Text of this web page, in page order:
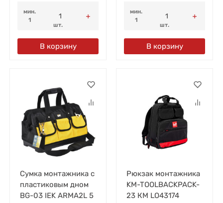
мин.
1
шт.
В корзину
мин.
1
шт.
В корзину
Сумка монтажника с
пластиковым дном
BG-03 IEK ARMA2L 5
Рюкзак монтажника
KM-TOOLBACKPACK-
23 КМ LO43174